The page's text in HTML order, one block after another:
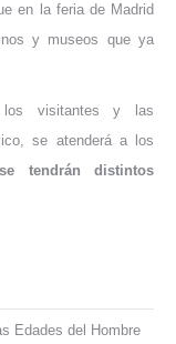
en la feria de Madrid
y museos que ya
los visitantes y las
se atenderá a los
tendrán distintos
Edades del Hombre